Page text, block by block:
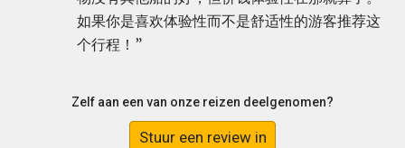
如果你是喜欢体验性而不是舒适性的游客推荐这
个行程！
Zelf aan een van onze reizen deelgenomen?
Stuur een review in